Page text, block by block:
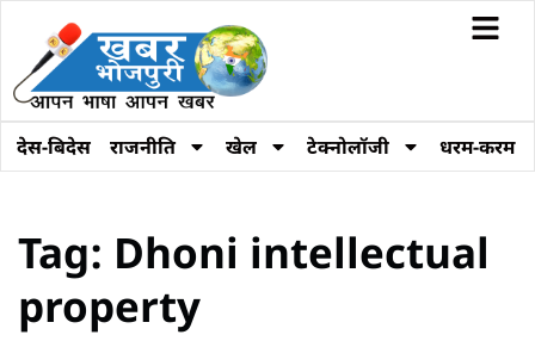
देस-बिदेस राजनीति खेल टेक्नोलॉजी धरम-करम
Tag: Dhoni intellectual
property